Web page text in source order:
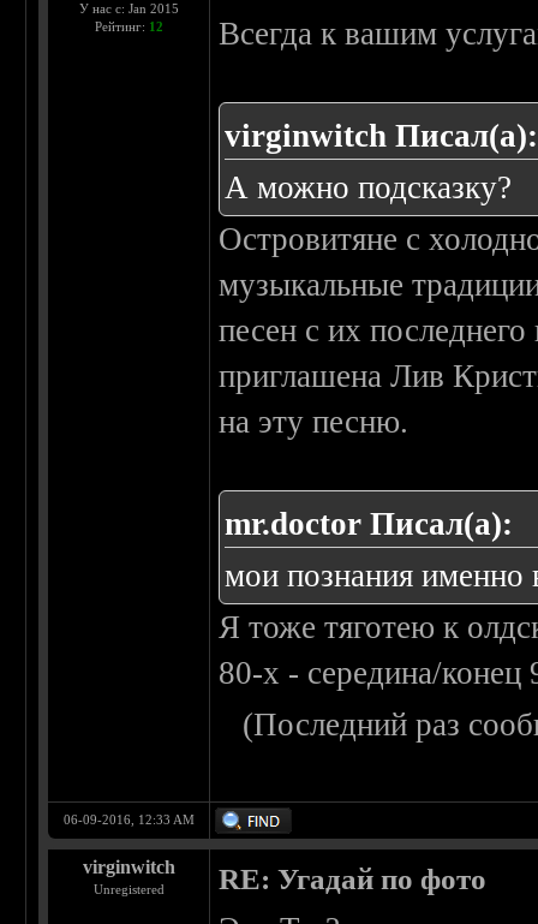
У нас с: Jan 2015
Рейтинг: 12 Всегда к вашим
virginwitch Писал(а):
А можно подсказку?
Островитяне с
музыкальные
песен с их
приглашена Лив
на эту песню.
mr.doctor Писал(а):
мои познания именно
Я тоже тяготею к
80-х - середина/конец
(Последний раз
06-09-2016, 12:33 AM
virginwitch
Unregistered RE: Угадай по фото